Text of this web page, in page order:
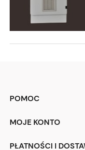
POMOC
MOJE KONTO
PŁATNOŚCI I